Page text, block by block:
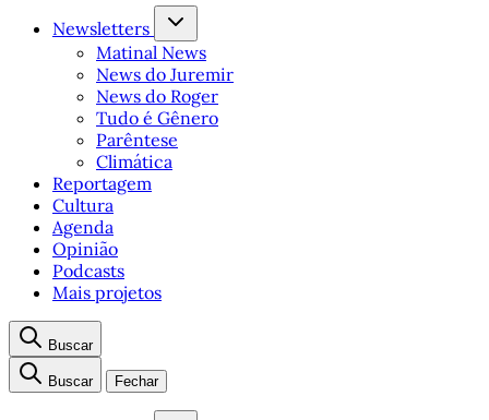
Newsletters
Matinal News
News do Juremir
News do Roger
Tudo é Gênero
Parêntese
Climática
Reportagem
Cultura
Agenda
Opinião
Podcasts
Mais projetos
Buscar
Buscar Fechar